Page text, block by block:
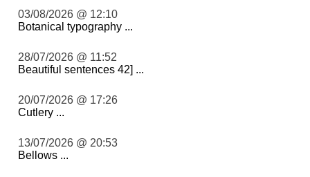
03/08/2026 @ 12:10
Botanical typography ...
28/07/2026 @ 11:52
Beautiful sentences 42] ...
20/07/2026 @ 17:26
Cutlery ...
13/07/2026 @ 20:53
Bellows ...